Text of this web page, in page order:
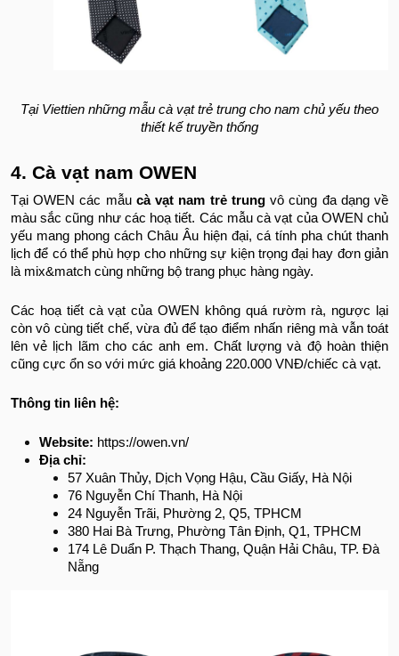
Tại Viettien những mẫu cà vạt trẻ trung cho nam chủ yếu theo
thiết kế truyền thống
4. Cà vạt nam OWEN
Tại OWEN các mẫucà vạt nam trẻ trungvô cùng đa dạng về
màu sắc cũng như các hoạ tiết. Các mẫu cà vạt của OWEN chủ
yếu mang phong cách Châu Âu hiện đại, cá tính pha chút thanh
lịch để có thể phù hợp cho những sự kiện trọng đại hay đơn giản
là mix&match cùng những bộ trang phục hàng ngày.
Các hoạ tiết cà vạt của OWEN không quá rườm rà, ngược lại
còn vô cùng tiết chế, vừa đủ để tạo điểm nhấn riêng mà vẫn toát
lên vẻ lịch lãm cho các anh em. Chất lượng và độ hoàn thiện
cũng cực ổn so với mức giá khoảng 220.000 VNĐ/chiếc cà vạt.
Thông tin liên hệ:
Website: https://owen.vn/
Địa chỉ:
57 Xuân Thủy, Dịch Vọng Hậu, Cầu Giấy, Hà Nội
76 Nguyễn Chí Thanh, Hà Nội
24 Nguyễn Trãi, Phường 2, Q5, TPHCM
380 Hai Bà Trưng, Phường Tân Định, Q1, TPHCM
174 Lê Duẩn P. Thạch Thang, Quận Hải Châu, TP. Đà
Nẵng